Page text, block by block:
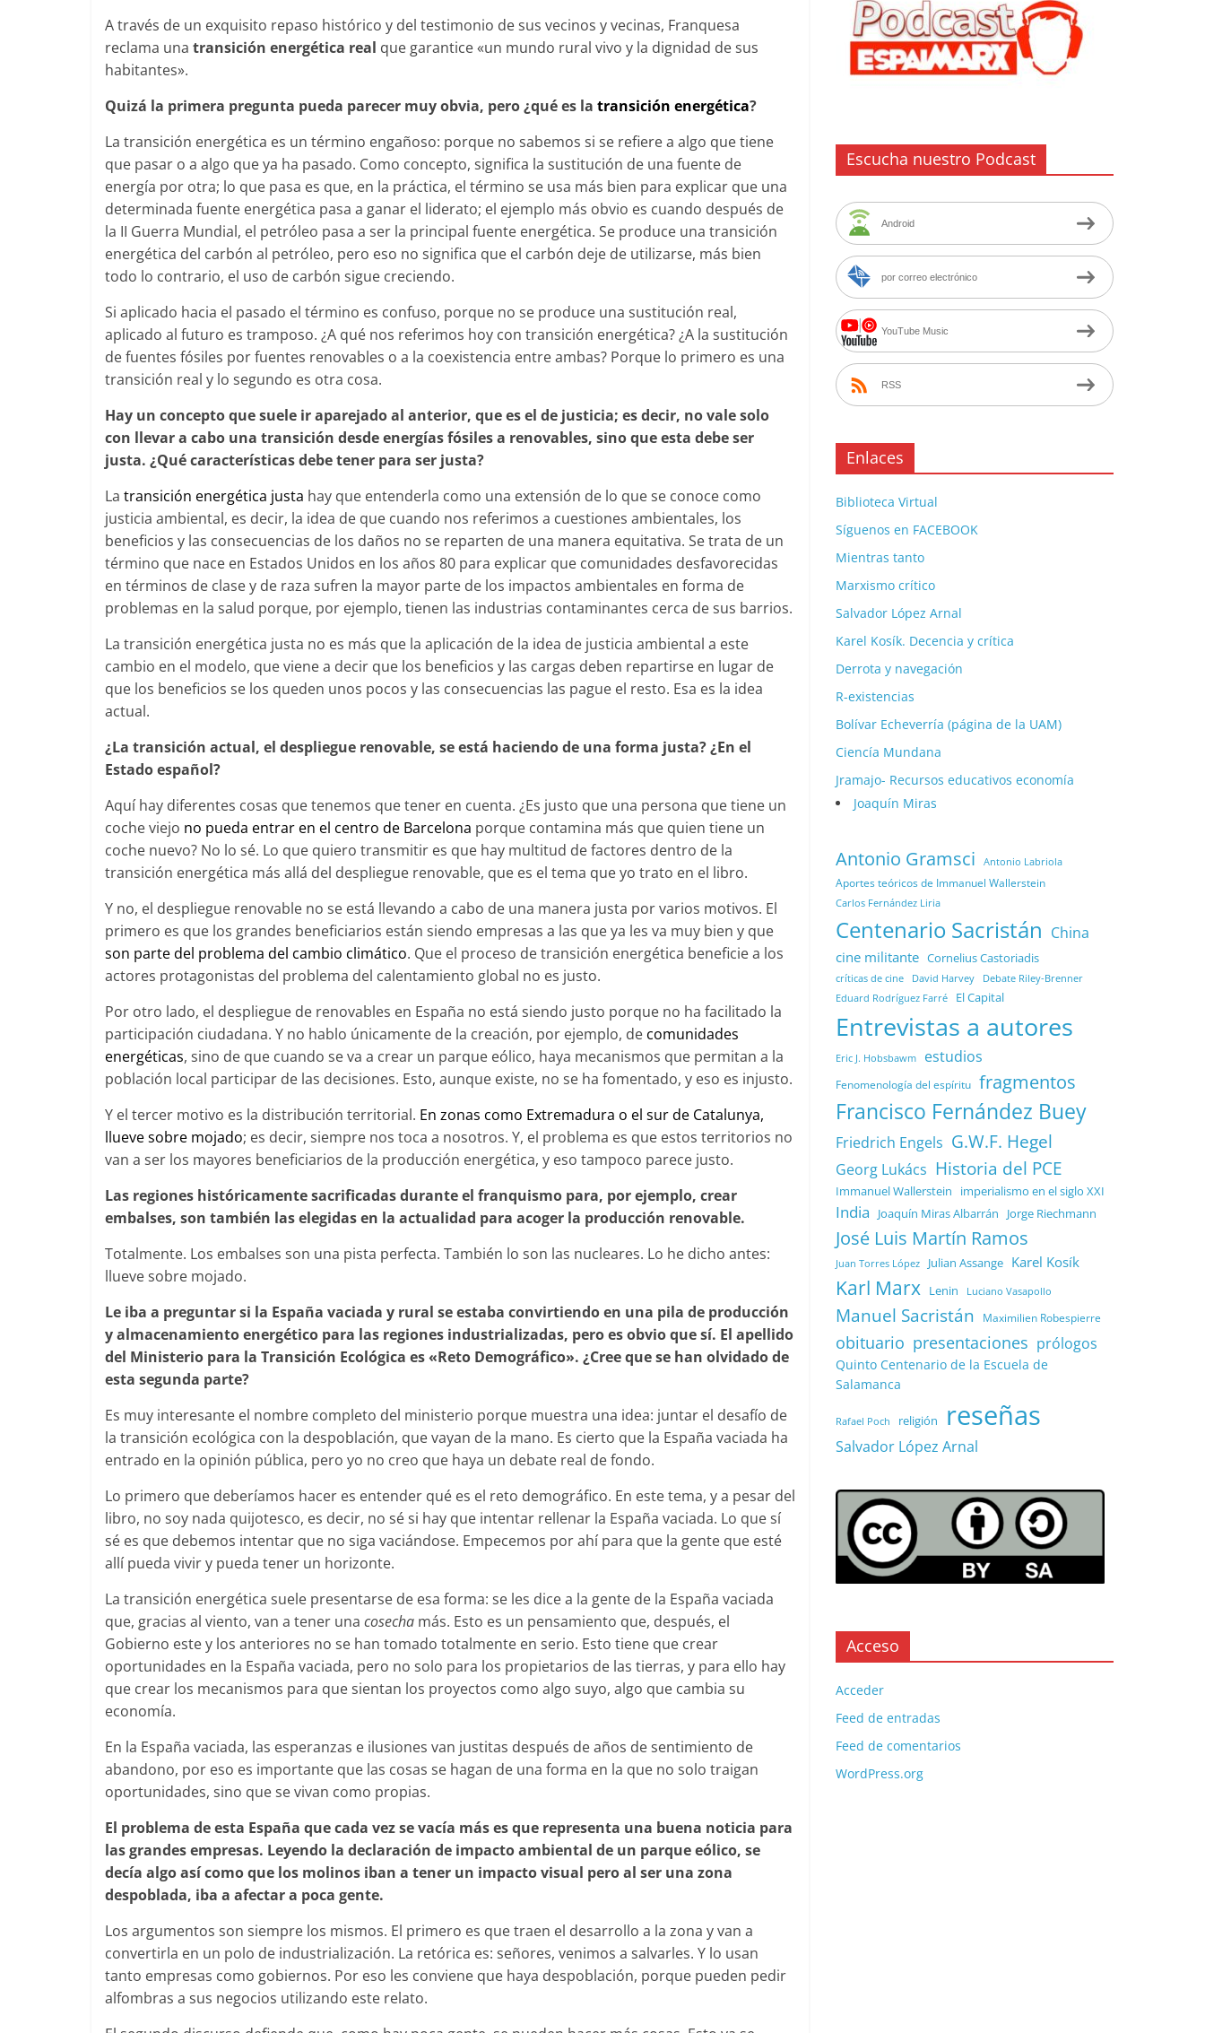
A través de un exquisito repaso histórico y del testimonio de sus vecinos y vecinas, Franquesa
reclama una transición energética real que garantice «un mundo rural vivo y la dignidad de sus
habitantes».
Quizá la primera pregunta pueda parecer muy obvia, pero ¿qué es la transición energética?
La transición energética es un término engañoso: porque no sabemos si se refiere a algo que tiene
que pasar o a algo que ya ha pasado. Como concepto, significa la sustitución de una fuente de
energía por otra; lo que pasa es que, en la práctica, el término se usa más bien para explicar que una
determinada fuente energética pasa a ganar el liderato; el ejemplo más obvio es cuando después de
la II Guerra Mundial, el petróleo pasa a ser la principal fuente energética. Se produce una transición
energética del carbón al petróleo, pero eso no significa que el carbón deje de utilizarse, más bien
todo lo contrario, el uso de carbón sigue creciendo.
Si aplicado hacia el pasado el término es confuso, porque no se produce una sustitución real,
aplicado al futuro es tramposo. ¿A qué nos referimos hoy con transición energética? ¿A la sustitución
de fuentes fósiles por fuentes renovables o a la coexistencia entre ambas? Porque lo primero es una
transición real y lo segundo es otra cosa.
Hay un concepto que suele ir aparejado al anterior, que es el de justicia; es decir, no vale solo
con llevar a cabo una transición desde energías fósiles a renovables, sino que esta debe ser
justa. ¿Qué características debe tener para ser justa?
La transición energética justa hay que entenderla como una extensión de lo que se conoce como
justicia ambiental, es decir, la idea de que cuando nos referimos a cuestiones ambientales, los
beneficios y las consecuencias de los daños no se reparten de una manera equitativa. Se trata de un
término que nace en Estados Unidos en los años 80 para explicar que comunidades desfavorecidas
en términos de clase y de raza sufren la mayor parte de los impactos ambientales en forma de
problemas en la salud porque, por ejemplo, tienen las industrias contaminantes cerca de sus barrios.
La transición energética justa no es más que la aplicación de la idea de justicia ambiental a este
cambio en el modelo, que viene a decir que los beneficios y las cargas deben repartirse en lugar de
que los beneficios se los queden unos pocos y las consecuencias las pague el resto. Esa es la idea
actual.
¿La transición actual, el despliegue renovable, se está haciendo de una forma justa?¿En el
Estado español?
Aquí hay diferentes cosas que tenemos que tener en cuenta. ¿Es justo que una persona que tiene un
coche viejo no pueda entrar en el centro de Barcelona porque contamina más que quien tiene un
coche nuevo? No lo sé. Lo que quiero transmitir es que hay multitud de factores dentro de la
transición energética más allá del despliegue renovable, que es el tema que yo trato en el libro.
Y no, el despliegue renovable no se está llevando a cabo de una manera justa por varios motivos. El
primero es que los grandes beneficiarios están siendo empresas a las que ya les va muy bien y que
son parte del problema del cambio climático. Que el proceso de transición energética beneficie a los
actores protagonistas del problema del calentamiento global no es justo.
Por otro lado, el despliegue de renovables en España no está siendo justo porque no ha facilitado la
participación ciudadana. Y no hablo únicamente de la creación, por ejemplo, de comunidades
energéticas, sino de que cuando se va a crear un parque eólico, haya mecanismos que permitan a la
población local participar de las decisiones. Esto, aunque existe, no se ha fomentado, y eso es injusto.
Y el tercer motivo es la distribución territorial. En zonas como Extremadura o el sur de Catalunya,
llueve sobre mojado; es decir, siempre nos toca a nosotros. Y, el problema es que estos territorios no
van a ser los mayores beneficiarios de la producción energética, y eso tampoco parece justo.
Las regiones históricamente sacrificadas durante el franquismo para, por ejemplo, crear
embalses, son también las elegidas en la actualidad para acoger la producción renovable.
Totalmente. Los embalses son una pista perfecta. También lo son las nucleares. Lo he dicho antes:
llueve sobre mojado.
Le iba a preguntar si la España vaciada y rural se estaba convirtiendo en una pila de producción
y almacenamiento energético para las regiones industrializadas, pero es obvio que sí. El apellido
del Ministerio para la Transición Ecológica es «Reto Demográfico». ¿Cree que se han olvidado de
esta segunda parte?
Es muy interesante el nombre completo del ministerio porque muestra una idea: juntar el desafío de
la transición ecológica con la despoblación, que vayan de la mano. Es cierto que la España vaciada ha
entrado en la opinión pública, pero yo no creo que haya un debate real de fondo.
Lo primero que deberíamos hacer es entender qué es el reto demográfico. En este tema, y a pesar del
libro, no soy nada quijotesco, es decir, no sé si hay que intentar rellenar la España vaciada. Lo que sí
sé es que debemos intentar que no siga vaciándose. Empecemos por ahí para que la gente que esté
allí pueda vivir y pueda tener un horizonte.
La transición energética suele presentarse de esa forma: se les dice a la gente de la España vaciada
que, gracias al viento, van a tener una cosecha más. Esto es un pensamiento que, después, el
Gobierno este y los anteriores no se han tomado totalmente en serio. Esto tiene que crear
oportunidades en la España vaciada, pero no solo para los propietarios de las tierras, y para ello hay
que crear los mecanismos para que sientan los proyectos como algo suyo, algo que cambia su
economía.
En la España vaciada, las esperanzas e ilusiones van justitas después de años de sentimiento de
abandono, por eso es importante que las cosas se hagan de una forma en la que no solo traigan
oportunidades, sino que se vivan como propias.
El problema de esta España que cada vez se vacía más es que representa una buena noticia para
las grandes empresas. Leyendo la declaración de impacto ambiental de un parque eólico, se
decía algo así como que los molinos iban a tener un impacto visual pero al ser una zona
despoblada, iba a afectar a poca gente.
Los argumentos son siempre los mismos. El primero es que traen el desarrollo a la zona y van a
convertirla en un polo de industrialización. La retórica es: señores, venimos a salvarles. Y lo usan
tanto empresas como gobiernos. Por eso les conviene que haya despoblación, porque pueden pedir
alfombras a sus negocios utilizando este relato.
Escucha nuestro Podcast
Android
por correo electrónico
YouTube Music
RSS
Enlaces
Biblioteca Virtual
Síguenos en FACEBOOK
Mientras tanto
Marxismo crítico
Salvador López Arnal
Karel Kosík. Decencia y crítica
Derrota y navegación
R-existencias
Bolívar Echeverría (página de la UAM)
Ciencía Mundana
Jramajo- Recursos educativos economía
Joaquín Miras
Antonio Gramsci Antonio Labriola
Aportes teóricos de Immanuel Wallerstein
Carlos Fernández Liria
Centenario Sacristán China
cine militante Cornelius Castoriadis
críticas de cine David Harvey Debate Riley-Brenner
Eduard Rodríguez Farré El Capital
Entrevistas a autores
Eric J. Hobsbawm estudios
Fenomenología del espíritu fragmentos
Francisco Fernández Buey
Friedrich Engels G.W.F. Hegel
Georg Lukács Historia del PCE
Immanuel Wallerstein imperialismo en el siglo XXI
India Joaquín Miras Albarrán Jorge Riechmann
José Luis Martín Ramos
Juan Torres López Julian Assange Karel Kosík
Karl Marx Lenin Luciano Vasapollo
Manuel Sacristán Maximilien Robespierre
obituario presentaciones prólogos
Quinto Centenario de la Escuela de
Salamanca
Rafael Poch religión reseñas
Salvador López Arnal
Acceso
Acceder
Feed de entradas
Feed de comentarios
WordPress.org